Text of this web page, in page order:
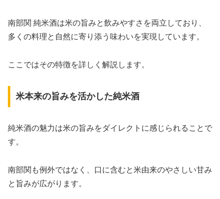
南部関 純米酒は米の旨みと飲みやすさを両立しており、
多くの料理と自然に寄り添う味わいを実現しています。
ここではその特徴を詳しく解説します。
米本来の旨みを活かした純米酒
純米酒の魅力は米の旨みをダイレクトに感じられることで
す。
南部関も例外ではなく、口に含むと米由来のやさしい甘み
と旨みが広がります。